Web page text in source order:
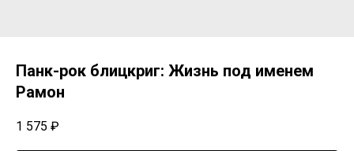
Панк-рок блицкриг: Жизнь под именем
Рамон
1 575 ₽